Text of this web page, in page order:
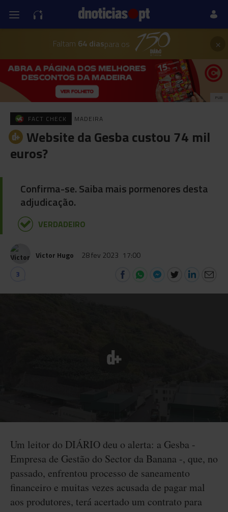
Faltam 64 diaspara os ×
PUB
FACT CHECK MADEIRA
Website da Gesba custou 74 mil
euros?
Confirma-se. Saiba mais pormenores desta
adjudicação.
Victor Hugo 28 fev 2023 17:00
3
Um leitor do DIÁRIO deu o alerta: a Gesba -
Empresa de Gestão do Sector da Banana -, que, no
passado, enfrentou processo de saneamento
financeiro e muitas vezes acusada de pagar mal
aos produtores, terá acertado um contrato para